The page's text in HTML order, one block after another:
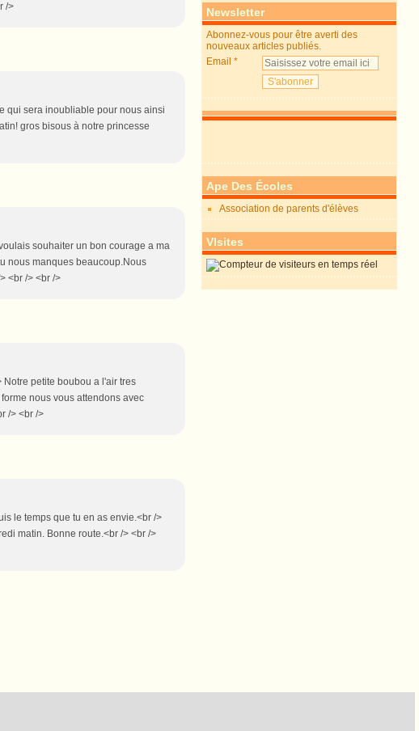
/>
qui sera inoubliable pour nous ainsi
gros bisous à notre princesse
souhaiter un bon courage a ma
nous manques beaucoup.Nous
<br /> <br />
petite boubou a l'air tres
nous vous attendons avec
/> <br />
le temps que tu en as envie.<br />
matin. Bonne route.<br /> <br />
Newsletter
Abonnez-vous pour être averti des
nouveaux articles publiés.
Email
Ape Des Écoles
Association de parents d'élèves
VIsites